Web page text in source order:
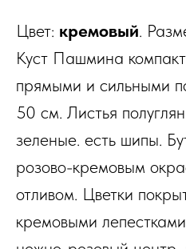
Цвет: кремовый.
Куст Пашмина
прямыми и сильными
50 см. Листья
зеленые. есть шипы.
розово-кремовым
отливом. Цветки
кремовыми